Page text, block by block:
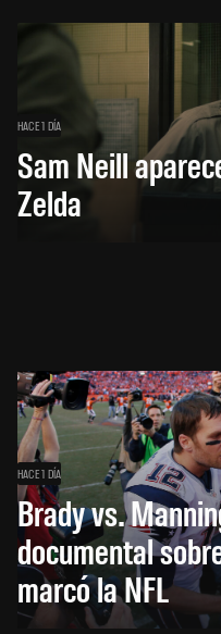
HACE 1 DÍA
Sam Neill
Zelda
HACE 1 DÍA
Brady vs.
documental
marcó la NFL